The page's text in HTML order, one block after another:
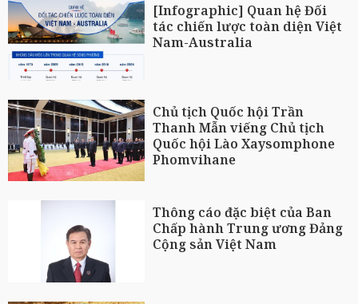
[Infographic] Quan hệ Đối
tác chiến lược toàn diện Việt
Nam-Australia
Chủ tịch Quốc hội Trần
Thanh Mẫn viếng Chủ tịch
Quốc hội Lào Xaysomphone
Phomvihane
Thông cáo đặc biệt của Ban
Chấp hành Trung ương Đảng
Cộng sản Việt Nam